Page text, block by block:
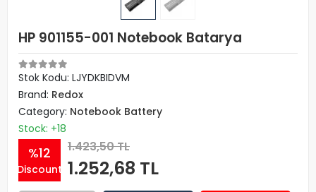
HP 901155-001 Notebook Batarya
Stok Kodu: LJYDKBIDVM
Brand: Redox
Category: Notebook Battery
Stock: +18
%12
Discount
1.423,50 TL
1.252,68 TL